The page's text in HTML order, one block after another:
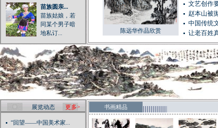
苗族圆亲...
苗族姑娘，若
同某个男子暗
地私订...
陈远华作品欣赏
文艺创作
赵本山被
中国传统
让老百姓
展览动态 更多>
“回望——中国美术家...
书画精品